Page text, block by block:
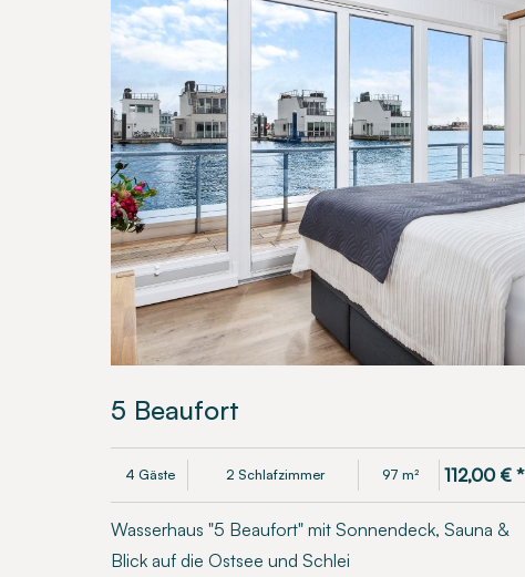
5 Beaufort
4 Gäste 2 Schlafzimmer 97 m² 112,00 €*
Wasserhaus "5 Beaufort" mit Sonnendeck, Sauna &
Blick auf die Ostsee und Schlei